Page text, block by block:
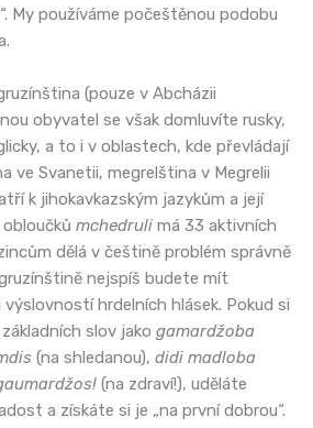
My používáme počeštěnou podobu
(pouze v Abcházii
obyvatel se však domluvíte rusky,
a to i v oblastech, kde převládají
ve Svanetii, megrelština v Megrelii
k jihokavkazským jazykům a její
mchedruli má 33 aktivních
dělá v češtině problém správně
nejspíš budete mít
hrdelních hlásek. Pokud si
slov jako gamardžoba
(na shledanou), didi madloba
(na zdraví!), uděláte
a získáte si je „na první dobrou“.